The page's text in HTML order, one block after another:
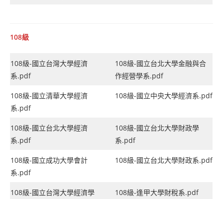
108級
108級-國立台灣大學經濟
系.pdf
108級-國立台北大學金融與合
作經營學系.pdf
108級-國立清華大學經濟
系.pdf
108級-國立中央大學經濟系.pdf
108級-國立台北大學經濟
系.pdf
108級-國立台北大學財政學
系.pdf
108級-國立成功大學會計
系.pdf
108級-國立台北大學財政系.pdf
108級-國立台灣大學經濟學
108級-逢甲大學財稅系.pdf